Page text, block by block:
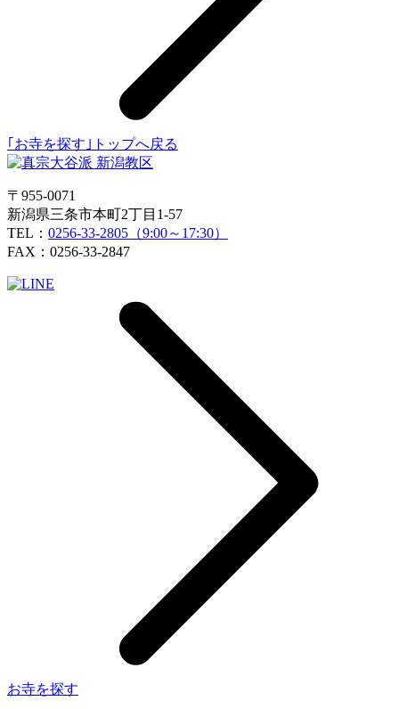
｢お寺を探す｣トップへ戻る
〒955-0071
新潟県三条市本町2丁目1-57
TEL： 0256-33-2805（9:00～17:30）
FAX：0256-33-2847
お寺を探す